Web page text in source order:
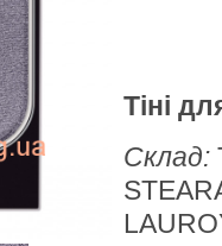
Тіні
Склад: